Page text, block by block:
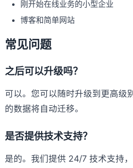
刚开始在线业务的小型企业
博客和简单网站
常见问题
之后可以升级吗？
可以。您可以随时升级到更高级
的数据将自动迁移。
是否提供技术支持？
是的。我们提供 24/7 技术支持